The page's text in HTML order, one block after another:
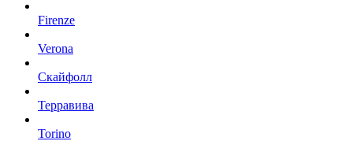
Firenze
Verona
Скайфолл
Терравива
Torino